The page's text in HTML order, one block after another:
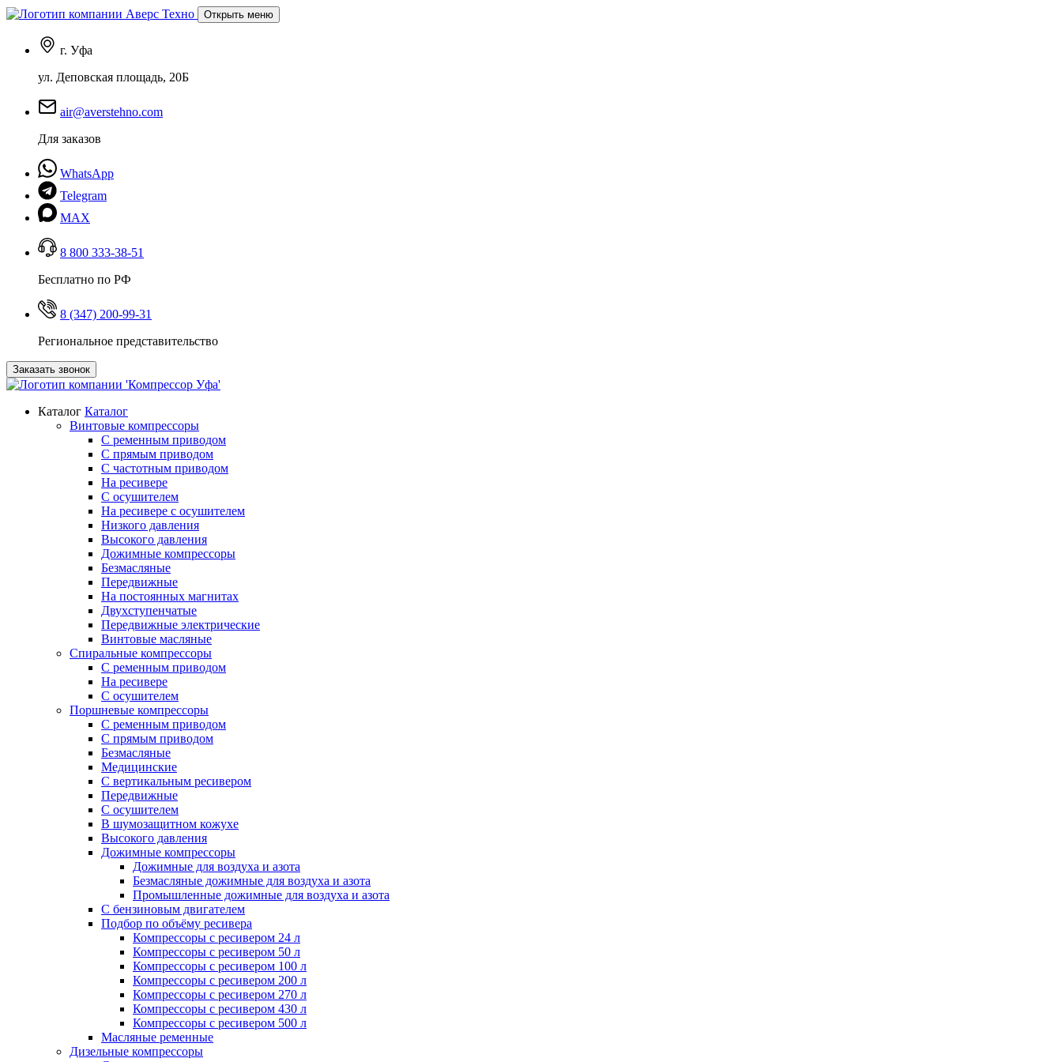
Открыть меню
г. Уфа
ул. Деповская площадь, 20Б
air@averstehno.com
Для заказов
WhatsApp
Telegram
MAX
8 800 333-38-51
Бесплатно по РФ
8 (347) 200-99-31
Региональное представительство
Заказать звонок
Каталог Каталог
Винтовые компрессоры
С ременным приводом
С прямым приводом
С частотным приводом
На ресивере
С осушителем
На ресивере с осушителем
Низкого давления
Высокого давления
Дожимные компрессоры
Безмасляные
Передвижные
На постоянных магнитах
Двухступенчатые
Передвижные электрические
Винтовые масляные
Спиральные компрессоры
С ременным приводом
На ресивере
С осушителем
Поршневые компрессоры
С ременным приводом
С прямым приводом
Безмасляные
Медицинские
С вертикальным ресивером
Передвижные
С осушителем
В шумозащитном кожухе
Высокого давления
Дожимные компрессоры
Дожимные для воздуха и азота
Безмасляные дожимные для воздуха и азота
Промышленные дожимные для воздуха и азота
С бензиновым двигателем
Подбор по объёму ресивера
Компрессоры с ресивером 24 л
Компрессоры с ресивером 50 л
Компрессоры с ресивером 100 л
Компрессоры с ресивером 200 л
Компрессоры с ресивером 270 л
Компрессоры с ресивером 430 л
Компрессоры с ресивером 500 л
Масляные ременные
Дизельные компрессоры